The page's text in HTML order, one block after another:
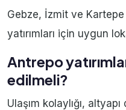
Gebze, İzmit ve
yatırımları için uygun
Antrepo
edilmeli?
Ulaşım kolaylığı,